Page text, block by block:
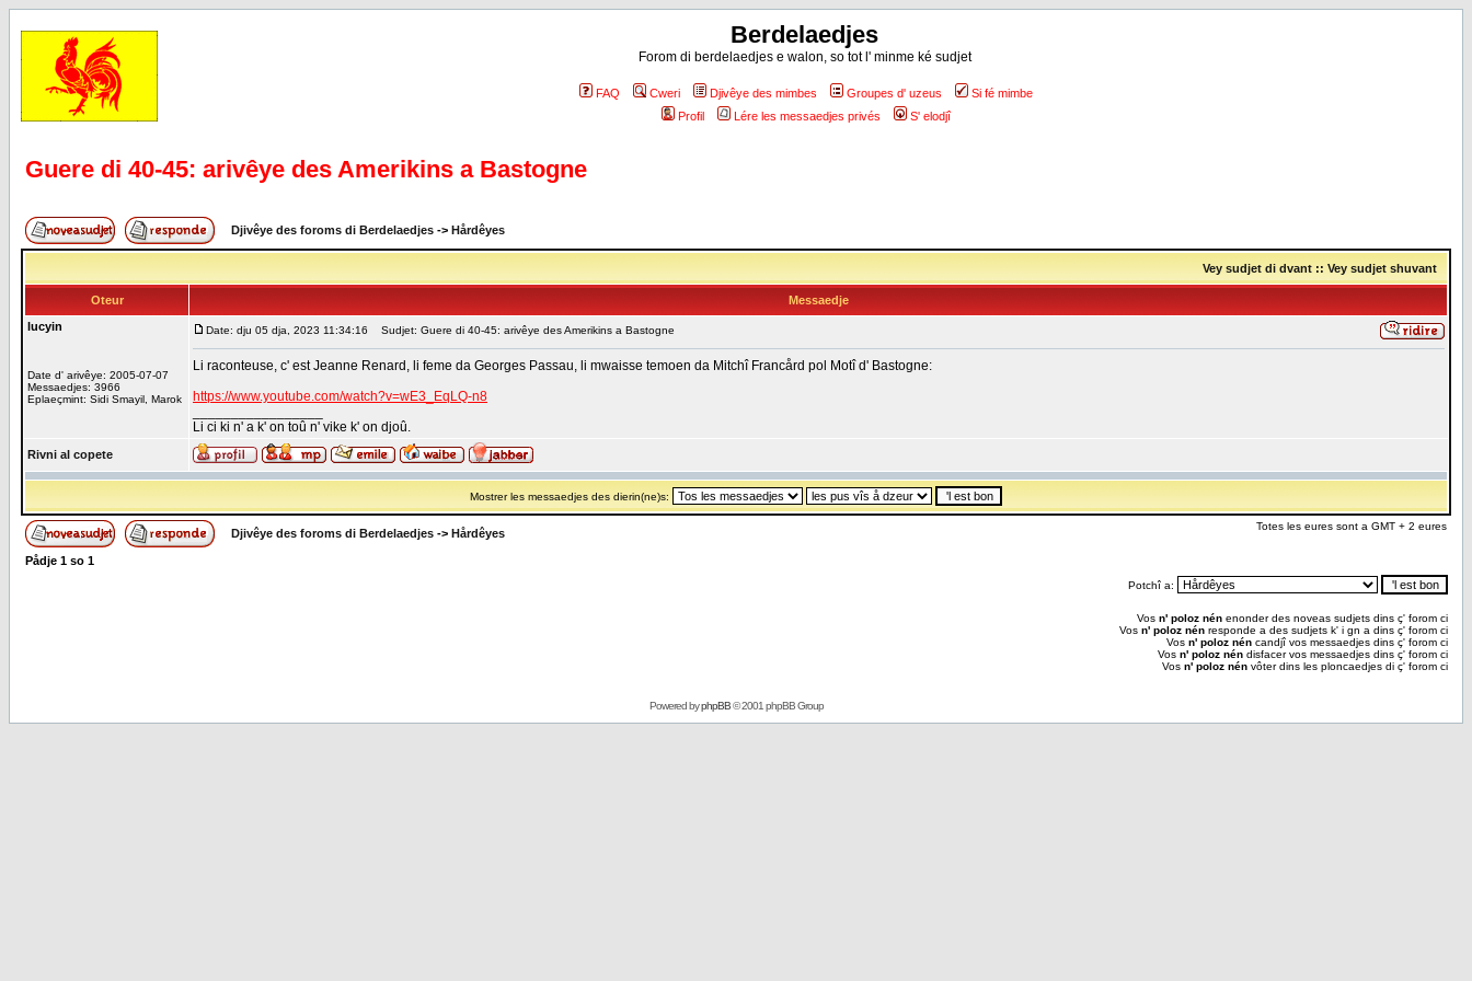
Berdelaedjes
Forom di berdelaedjes e walon, so tot l' minme ké sudjet
FAQ Cweri Djivêye des mimbes Groupes d' uzeus
Si fé mimbe
Profil
Lére les messaedjes privés S' elodjî
Guere di 40-45: arivêye des Amerikins a Bastogne
Djivêye des foroms di Berdelaedjes -> Hårdêyes
Vey sudjet di dvant :: Vey sudjet shuvant
Oteur
Messaedje
lucyin
Date d' arivêye: 2005-07-07
Messaedjes: 3966
Eplaeçmint: Sidi Smayil, Marok
Date: dju 05 dja, 2023 11:34:16 Sudjet: Guere di 40-45: arivêye des Amerikins a Bastogne
Li raconteuse, c' est Jeanne Renard, li feme da Georges Passau, li mwaisse temoen da Mitchî Francård pol Motî d' Bastogne:
https://www.youtube.com/watch?v=wE3_EqLQ-n8
Li ci ki n' a k' on toû n' vike k' on djoû.
Rivni al copete
Mostrer les messaedjes des dierin(ne)s:
Djivêye des foroms di Berdelaedjes -> Hårdêyes
Totes les eures sont a GMT + 2 eures
Pådje 1 so 1
Potchî a:
Vos n' poloz nén enonder des noveas sudjets dins ç' forom ci
Vos n' poloz nén responde a des sudjets k' i gn a dins ç' forom ci
Vos n' poloz nén candjî vos messaedjes dins ç' forom ci
Vos n' poloz nén disfacer vos messaedjes dins ç' forom ci
Vos n' poloz nén vôter dins les ploncaedjes di ç' forom ci
Powered byphpBB© 2001 phpBB Group